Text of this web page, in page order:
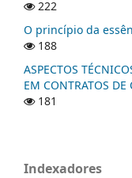
222
O princípio da
188
ASPECTOS
EM CONTRATOS DE
181
Indexadores